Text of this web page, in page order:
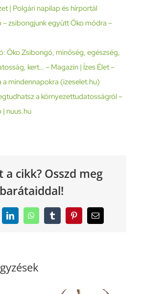
| Polgári napilap és hírportál
– zsibongjunk együtt Öko módra –
Öko Zsibongó, minőség, egészség,
kert… – Magazin | Ízes Élet –
a mindennapokra (izeselet.hu)
a környezettudatosságról –
nuus.hu
a cikk? Osszd meg
barátaiddal!
LinkedInWhatsAppTumblrPinterestEmail: